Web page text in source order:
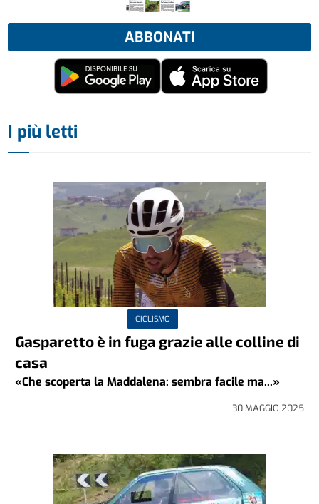
ABBONATI
I più letti
CICLISMO
Gasparetto è in fuga grazie alle colline di
casa
«Che scoperta la Maddalena: sembra facile ma...»
30 MAGGIO 2025